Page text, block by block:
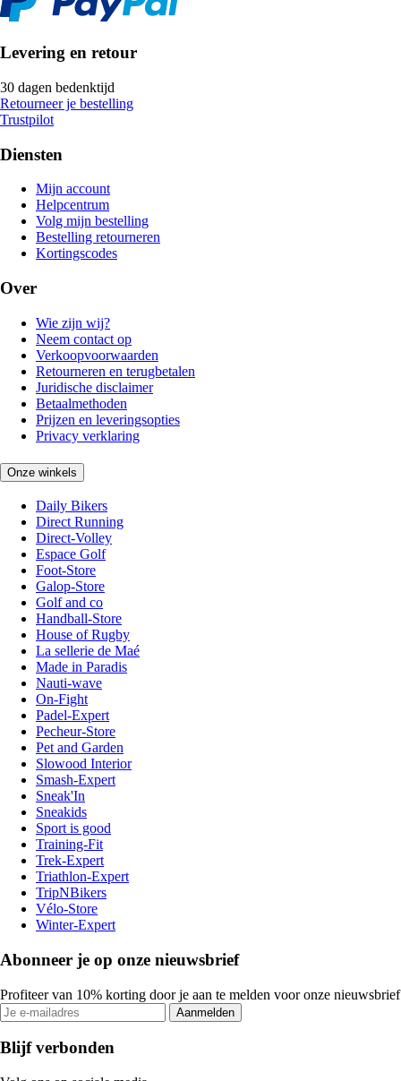
Levering en retour
30 dagen bedenktijd
Retourneer je bestelling
Trustpilot
Diensten
Mijn account
Helpcentrum
Volg mijn bestelling
Bestelling retourneren
Kortingscodes
Over
Wie zijn wij?
Neem contact op
Verkoopvoorwaarden
Retourneren en terugbetalen
Juridische disclaimer
Betaalmethoden
Prijzen en leveringsopties
Privacy verklaring
Onze winkels
Daily Bikers
Direct Running
Direct-Volley
Espace Golf
Foot-Store
Galop-Store
Golf and co
Handball-Store
House of Rugby
La sellerie de Maé
Made in Paradis
Nauti-wave
On-Fight
Padel-Expert
Pecheur-Store
Pet and Garden
Slowood Interior
Smash-Expert
Sneak'In
Sneakids
Sport is good
Training-Fit
Trek-Expert
Triathlon-Expert
TripNBikers
Vélo-Store
Winter-Expert
Abonneer je op onze nieuwsbrief
Profiteer van 10% korting door je aan te melden voor onze nieuwsbrief
Aanmelden
Blijf verbonden